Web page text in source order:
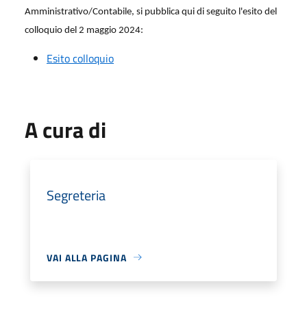
Amministrativo/Contabile, si pubblica qui di seguito l'esito del
colloquio del 2 maggio 2024:
Esito colloquio
A cura di
Segreteria
VAI ALLA PAGINA